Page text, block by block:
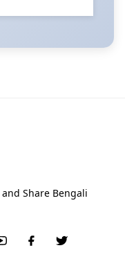
Share Bengali